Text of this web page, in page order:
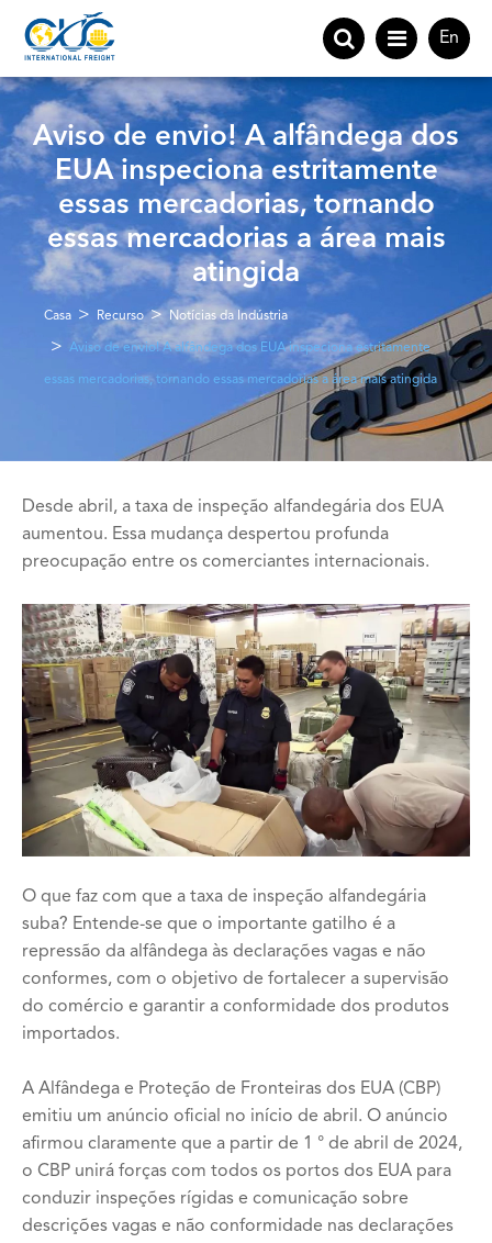
En
Aviso de envio! A alfândega dos
EUA inspeciona estritamente
essas mercadorias, tornando
essas mercadorias a área mais
atingida
Casa Recurso Notícias da Indústria
Aviso de envio! A alfândega dos EUA inspeciona estritamente
essas mercadorias, tornando essas mercadorias a área mais atingida
Desde abril, a taxa de inspeção alfandegária dos EUA
aumentou. Essa mudança despertou profunda
preocupação entre os comerciantes internacionais.
O que faz com que a taxa de inspeção alfandegária
suba? Entende-se que o importante gatilho é a
repressão da alfândega às declarações vagas e não
conformes, com o objetivo de fortalecer a supervisão
do comércio e garantir a conformidade dos produtos
importados.
A Alfândega e Proteção de Fronteiras dos EUA (CBP)
emitiu um anúncio oficial no início de abril. O anúncio
afirmou claramente que a partir de 1 ° de abril de 2024,
o CBP unirá forças com todos os portos dos EUA para
conduzir inspeções rígidas e comunicação sobre
descrições vagas e não conformidade nas declarações